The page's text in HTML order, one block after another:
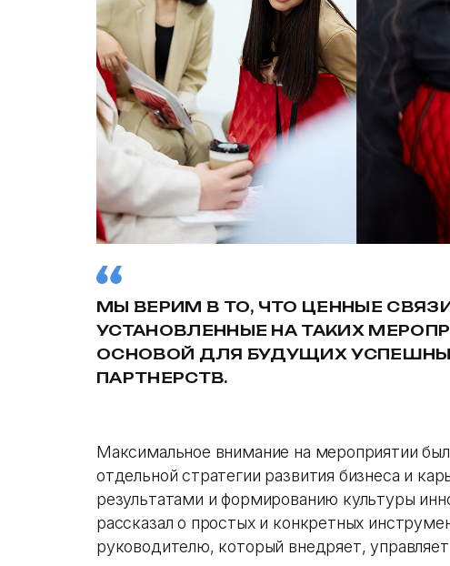
МЫ ВЕРИМ В ТО, ЧТО ЦЕННЫЕ
УСТАНОВЛЕННЫЕ НА ТАКИХ
ОСНОВОЙ ДЛЯ БУДУЩИХ
ПАРТНЕРСТВ.
Максимальное внимание на мероприятии
отдельной стратегии развития бизнеса и
результатами и формированию культуры
рассказал о простых и конкретных
руководителю, который внедряет,